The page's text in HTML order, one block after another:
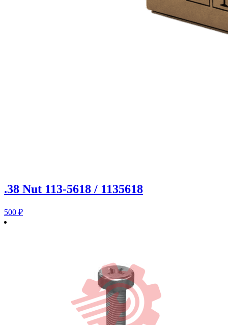
.38 Nut 113-5618 / 1135618
500 ₽